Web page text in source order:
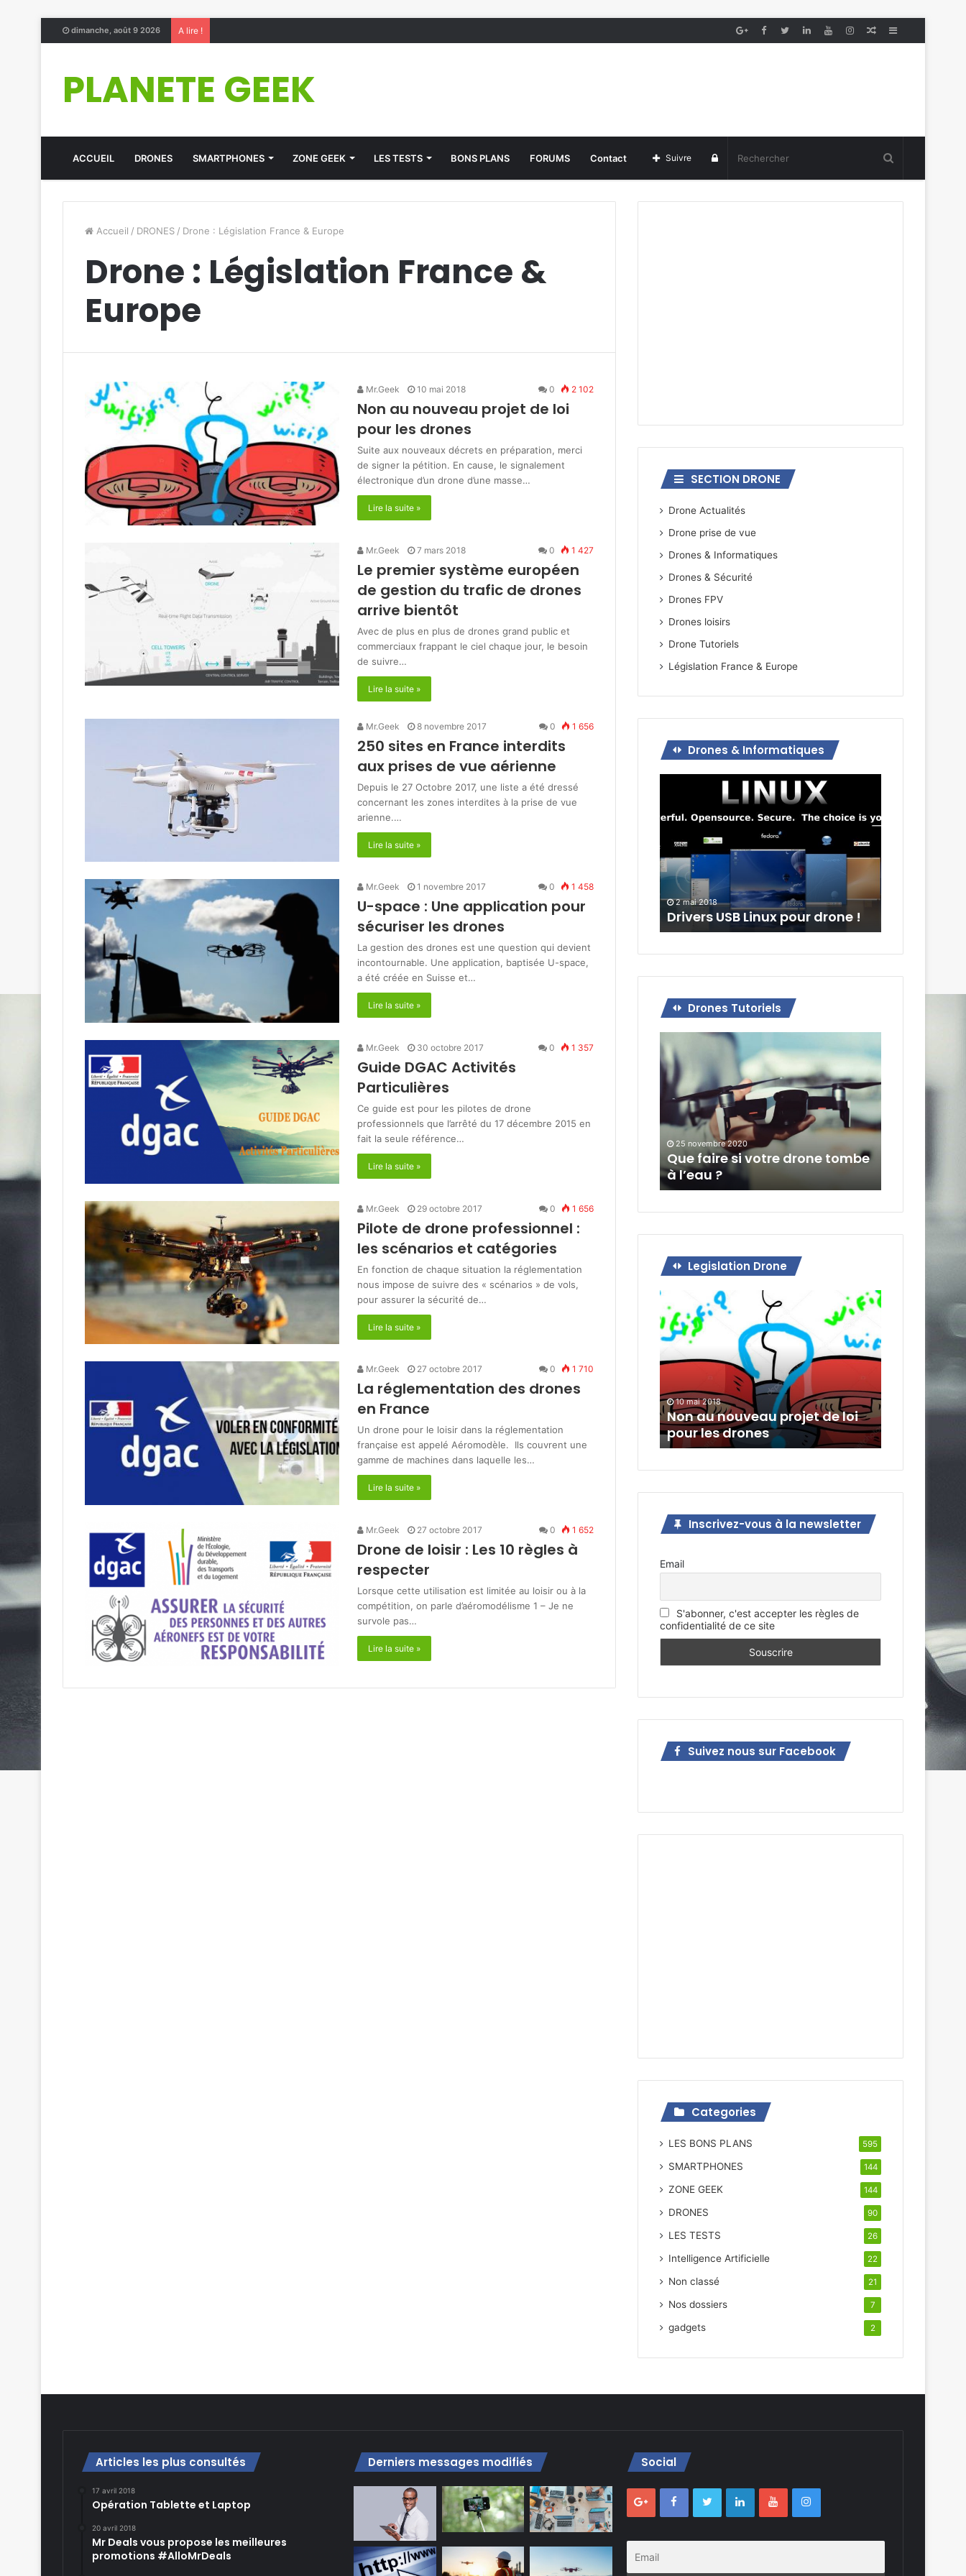
dimanche, août 9 2026 A lire ! Sidebar
Article
PLANETE GEEK
ACCUEIL DRONES SMARTPHONES ZONE GEEK LES TESTS BONS PLANS FORUMS Contact Se
connecter
Suivre
Accueil / DRONES / Drone : Législation France & Europe
Drone : Législation France &
Europe
Mr.Geek 10 mai 2018 0 2 102
Non au nouveau projet de loi
pour les drones
Suite aux nouveaux décrets en préparation, merci
de signer la pétition. En cause, le signalement
électronique d’un drone d’une masse…
Lire la suite »
Mr.Geek 7 mars 2018 0 1 427
Le premier système européen
de gestion du trafic de drones
arrive bientôt
Avec de plus en plus de drones grand public et
commerciaux frappant le ciel chaque jour, le besoin
de suivre…
Lire la suite »
Mr.Geek 8 novembre 2017 0 1 656
250 sites en France interdits
aux prises de vue aérienne
Depuis le 27 Octobre 2017, une liste a été dressé
concernant les zones interdites à la prise de vue
arienne.…
Lire la suite »
Mr.Geek 1 novembre 2017 0 1 458
U-space : Une application pour
sécuriser les drones
La gestion des drones est une question qui devient
incontournable. Une application, baptisée U-space,
a été créée en Suisse et…
Lire la suite »
Mr.Geek 30 octobre 2017 0 1 357
Guide DGAC Activités
Particulières
Ce guide est pour les pilotes de drone
professionnels que l’arrêté du 17 décembre 2015 en
fait la seule référence…
Lire la suite »
Mr.Geek 29 octobre 2017 0 1 656
Pilote de drone professionnel :
les scénarios et catégories
En fonction de chaque situation la réglementation
nous impose de suivre des « scénarios » de vols,
pour assurer la sécurité de…
Lire la suite »
Mr.Geek 27 octobre 2017 0 1 710
La réglementation des drones
en France
Un drone pour le loisir dans la réglementation
française est appelé Aéromodèle. Ils couvrent une
gamme de machines dans laquelle les…
Lire la suite »
Mr.Geek 27 octobre 2017 0 1 652
Drone de loisir : Les 10 règles à
respecter
Lorsque cette utilisation est limitée au loisir ou à la
compétition, on parle d’aéromodélisme 1 – Je ne
survole pas…
Lire la suite »
SECTION DRONE
Drone Actualités
Drone prise de vue
Drones & Informatiques
Drones & Sécurité
Drones FPV
Drones loisirs
Drone Tutoriels
Législation France & Europe
Drones & Informatiques
drone
!
2 mai 2018
Drivers USB Linux pour drone !
Drones Tutoriels
faire
si
votre
drone
tombe
à
l’eau25 novembre 2020
Que faire si votre drone tombe
à l’eau ?
Legislation Drone
Non
au
nouveau
projet
les
drones
10 mai 2018
Non au nouveau projet de loi
pour les drones
Inscrivez-vous à la newsletter
Email
S'abonner, c'est accepter les règles de
confidentialité de ce site
Suivez nous sur Facebook
Categories
LES BONS PLANS 595
SMARTPHONES 144
ZONE GEEK 144
DRONES 90
LES TESTS 26
Intelligence Artificielle 22
Non classé 21
Nos dossiers 7
gadgets 2
Articles les plus consultés
17 avril 2018
Opération Tablette et Laptop
20 avril 2018
Mr Deals vous propose les meilleures
promotions #AlloMrDeals
Derniers messages modifiés Social